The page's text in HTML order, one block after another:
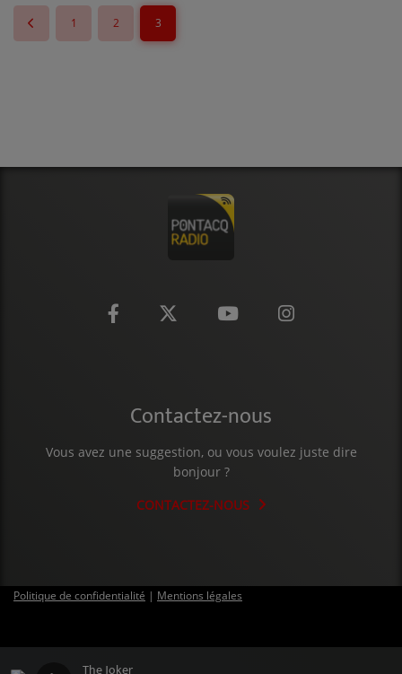
1 2 3
Contactez-nous
Vous avez une suggestion, ou vous voulez juste dire
bonjour ?
CONTACTEZ-NOUS
Politique de confidentialité | Mentions légales